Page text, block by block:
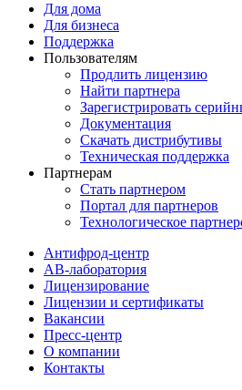
Для дома
Для бизнеса
Поддержка
Пользователям
Продлить лицензию
Найти партнера
Зарегистрировать
Документация
Скачать дистрибутивы
Техническая поддержка
Партнерам
Стать партнером
Портал для партнеров
Технологическое
Антифрод-центр
АВ-лаборатория
Лицензирование
Лицензии и сертификаты
Вакансии
Пресс-центр
О компании
Контакты